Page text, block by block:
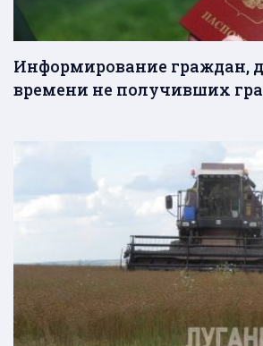
Информирование граждан,
времени не получивших